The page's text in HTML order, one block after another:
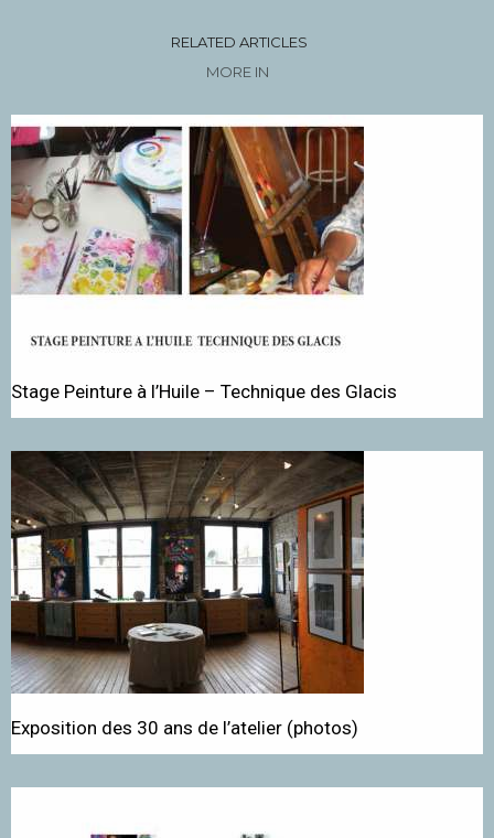
RELATED ARTICLES
MORE IN
Stage Peinture à l’Huile – Technique des Glacis
Exposition des 30 ans de l’atelier (photos)